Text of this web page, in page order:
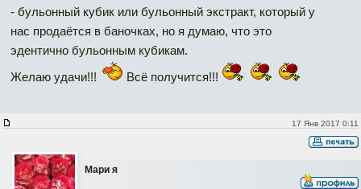
- бульонный кубик или бульонный экстракт, который у
нас продаётся в баночках, но я думаю, что это
эдентично бульонным кубикам.
Желаю удачи!!!
Всё получится!!!
17 Янв 2017 0:11
Мари я